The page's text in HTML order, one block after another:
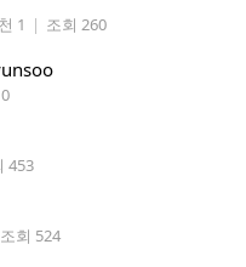
1 | 조회 260
453
조회 524